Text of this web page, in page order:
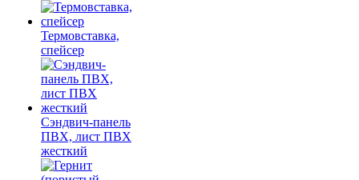
Термовставка,
спейсер
Сэндвич-панель
ПВХ, лист ПВХ
жесткий